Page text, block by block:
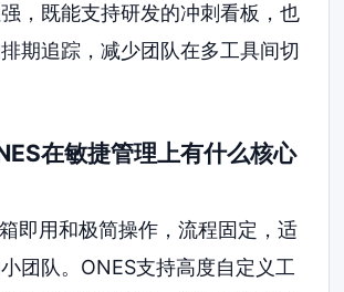
，既能支持研发的冲刺看板，也
期追踪，减少团队在多工具间切
在敏捷管理上有什么核心
即用和极简操作，流程固定，适
团队。ONES支持高度自定义工